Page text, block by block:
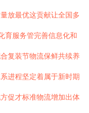
放最优这贡献让全国多
育服务管完善信息化和
复装节物流保鲜共续养
进程坚定着属于新时期
促才标准物流增加出体